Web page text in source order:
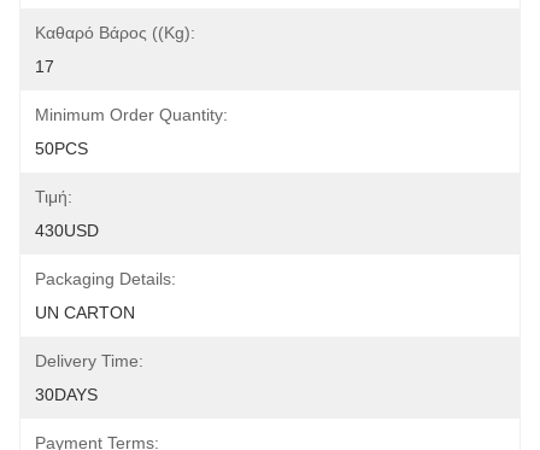
Καθαρό Βάρος ((kg):
17
Minimum Order Quantity:
50PCS
Τιμή:
430USD
Packaging Details:
UN CARTON
Delivery Time:
30DAYS
Payment Terms: